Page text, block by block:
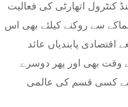
اتھارٹی کی فعالیت
سے روکنے کیلئے بھی اس
پابندیاں عائد
وقت بھی اور پھر دوسرے
اسے کسی قسم کی عالمی